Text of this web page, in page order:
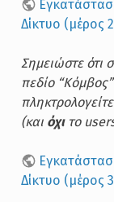
Δίκτυο (μέρος
Σημειώστε ότι
πεδίο
(και όχιτο
Δίκτυο (μέρος